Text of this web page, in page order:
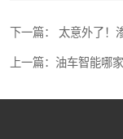
下一篇： 太意外了！
上一篇： 油车智能哪